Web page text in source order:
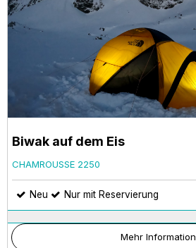
Biwak auf dem Eis
CHAMROUSSE 2250
Neu Nur mit Reservierung
Mehr Information